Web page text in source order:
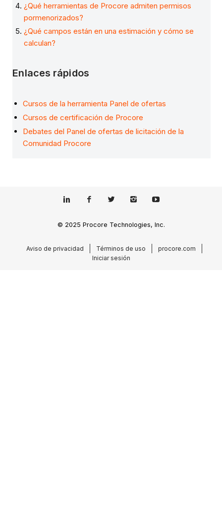
¿Qué herramientas de Procore admiten permisos
pormenorizados?
¿Qué campos están en una estimación y cómo se
calculan?
Enlaces rápidos
Cursos de la herramienta Panel de ofertas
Cursos de certificación de Procore
Debates del Panel de ofertas de licitación de la
Comunidad Procore
© 2025 Procore Technologies, Inc.
Aviso de privacidad Términos de uso
procore.com
Iniciar sesión